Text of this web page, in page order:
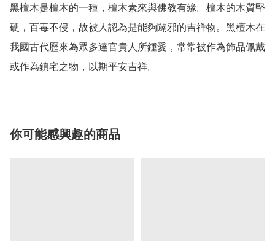
黑檀木是檀木的一種，檀木素來與佛教有緣。檀木的木質堅
硬，百毒不侵，故被人認為是能夠闢邪的吉祥物。黑檀木在
我國古代歷來為眾多達官貴人所鍾愛，常常被作為飾品佩戴
或作為鎮宅之物，以期平安吉祥。
你可能感興趣的商品